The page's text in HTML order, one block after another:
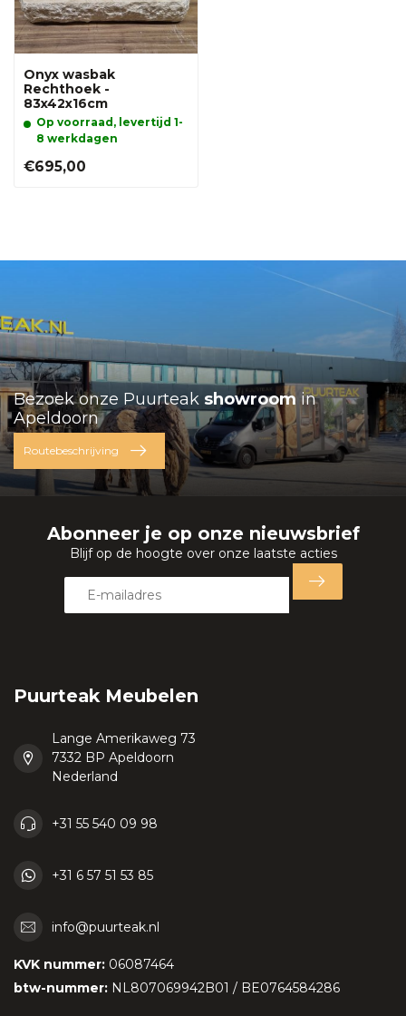
Onyx wasbak
Rechthoek -
83x42x16cm
Op voorraad, levertijd 1-
8 werkdagen
€695,00
Bezoek onze Puurteak showroom in
Apeldoorn
Routebeschrijving
Abonneer je op onze nieuwsbrief
Blijf op de hoogte over onze laatste acties
Puurteak Meubelen
Lange Amerikaweg 73
7332 BP Apeldoorn
Nederland
+31 55 540 09 98
+31 6 57 51 53 85
info@puurteak.nl
KVK nummer: 06087464
btw-nummer: NL807069942B01 / BE0764584286